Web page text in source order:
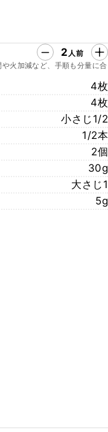
2 人前
火加減など、手順も分量に合
4枚
4枚
小さじ1/2
1/2本
2個
30g
大さじ1
5g